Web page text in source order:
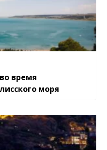
время
моря